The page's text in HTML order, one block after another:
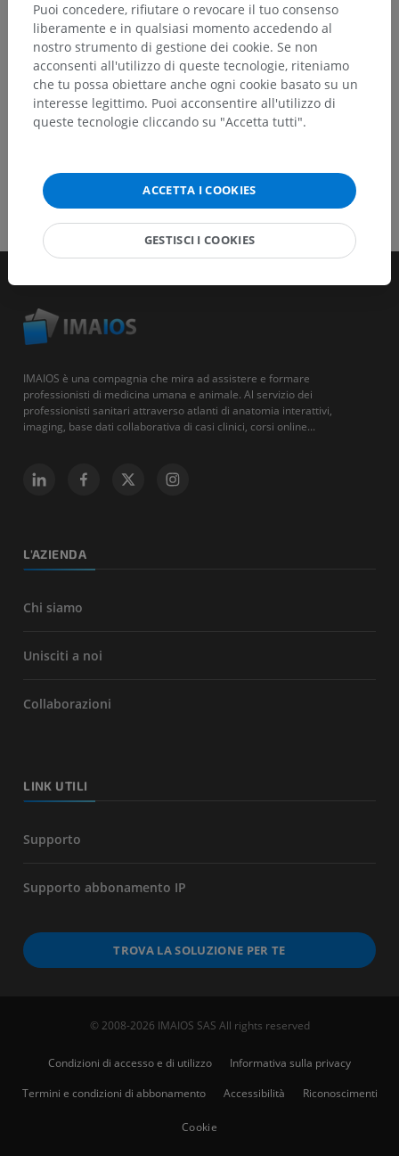
SCARICA L'APP
IMAIOS è una compagnia che mira ad assistere e formare
professionisti di medicina umana e animale. Al servizio dei
professionisti sanitari attraverso atlanti di anatomia interattivi,
imaging, base dati collaborativa di casi clinici, corsi online...
L'AZIENDA
Chi siamo
Unisciti a noi
Collaborazioni
LINK UTILI
Supporto
Supporto abbonamento IP
TROVA LA SOLUZIONE PER TE
© 2008-2026 IMAIOS SAS All rights reserved
Condizioni di accesso e di utilizzo
Informativa sulla privacy
Termini e condizioni di abbonamento
Accessibilità Riconoscimenti
Cookie
Puoi concedere, rifiutare o revocare il tuo consenso
liberamente e in qualsiasi momento accedendo al
nostro strumento di gestione dei cookie. Se non
acconsenti all'utilizzo di queste tecnologie, riteniamo
che tu possa obiettare anche ogni cookie basato su un
interesse legittimo. Puoi acconsentire all'utilizzo di
queste tecnologie cliccando su "Accetta tutti".
ACCETTA I COOKIES
GESTISCI I COOKIES